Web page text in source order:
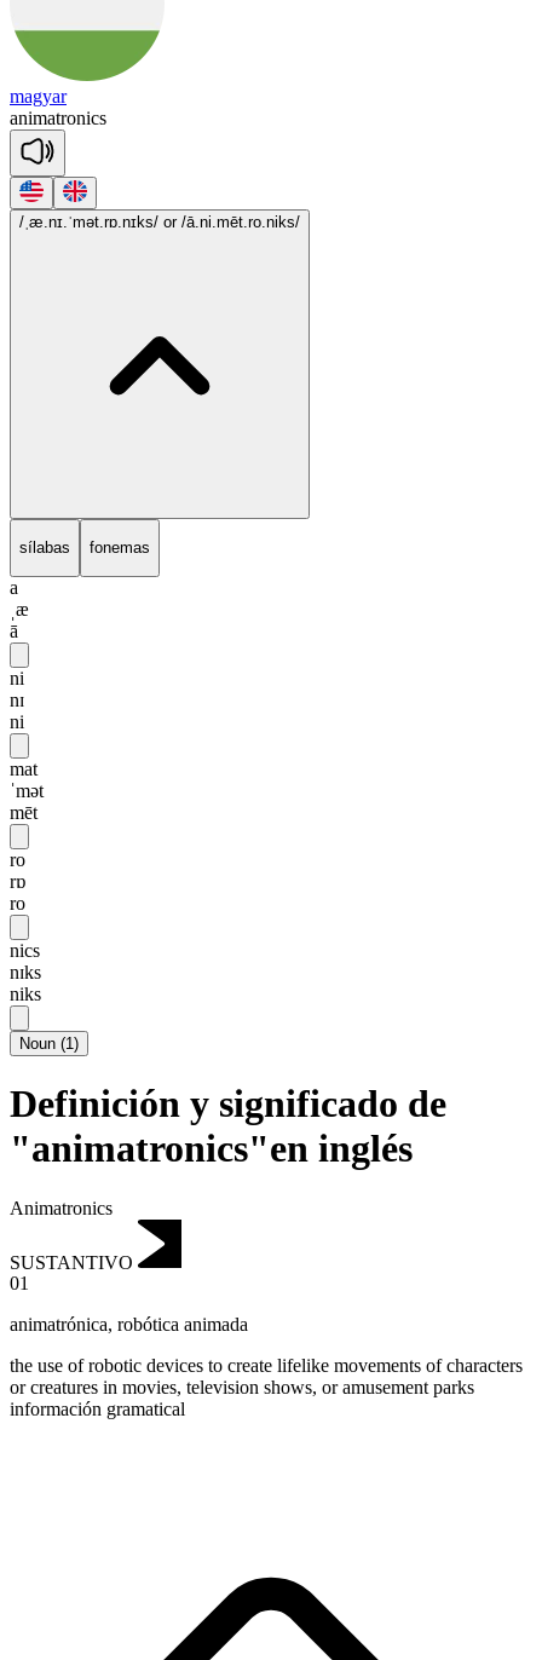
magyar
animatronics
/ˌæ.nɪ.ˈmət.rɒ.nɪks/ or /ā.ni.mēt.ro.niks/
sílabas fonemas
a
ˌæ
ā
ni
nɪ
ni
mat
ˈmət
mēt
ro
rɒ
ro
nics
nɪks
niks
Noun (1)
Definición y significado de
"animatronics"en inglés
Animatronics
SUSTANTIVO
01
animatrónica, robótica animada
the use of robotic devices to create lifelike movements of characters
or creatures in movies, television shows, or amusement parks
información gramatical